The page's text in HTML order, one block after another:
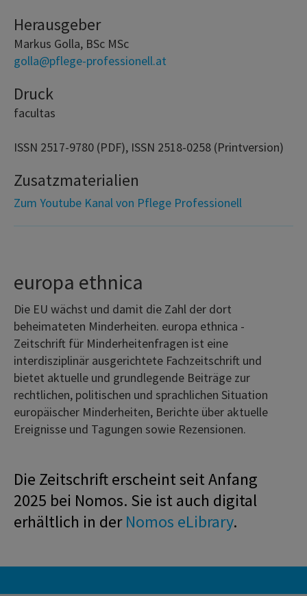
Herausgeber
Markus Golla, BSc MSc
golla@pflege-professionell.at
Druck
facultas
ISSN 2517-9780 (PDF), ISSN 2518-0258 (Printversion)
Zusatzmaterialien
Zum Youtube Kanal von Pflege Professionell
europa ethnica
Die EU wächst und damit die Zahl der dort
beheimateten Minderheiten. europa ethnica -
Zeitschrift für Minderheitenfragen ist eine
interdisziplinär ausgerichtete Fachzeitschrift und
bietet aktuelle und grundlegende Beiträge zur
rechtlichen, politischen und sprachlichen Situation
europäischer Minderheiten, Berichte über aktuelle
Ereignisse und Tagungen sowie Rezensionen.
Die Zeitschrift erscheint seit Anfang
2025 bei Nomos. Sie ist auch digital
erhältlich in derNomos eLibrary.